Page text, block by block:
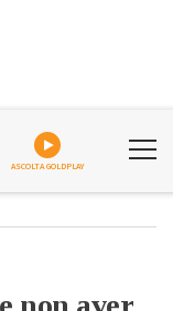
ASCOLTA GOLDPLAY